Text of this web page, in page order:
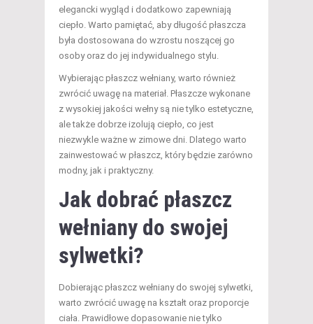
elegancki wygląd i dodatkowo zapewniają
ciepło. Warto pamiętać, aby długość płaszcza
była dostosowana do wzrostu noszącej go
osoby oraz do jej indywidualnego stylu.
Wybierając płaszcz wełniany, warto również
zwrócić uwagę na materiał. Płaszcze wykonane
z wysokiej jakości wełny są nie tylko estetyczne,
ale także dobrze izolują ciepło, co jest
niezwykle ważne w zimowe dni. Dlatego warto
zainwestować w płaszcz, który będzie zarówno
modny, jak i praktyczny.
Jak dobrać płaszcz
wełniany do swojej
sylwetki?
Dobierając płaszcz wełniany do swojej sylwetki,
warto zwrócić uwagę na kształt oraz proporcje
ciała. Prawidłowe dopasowanie nie tylko